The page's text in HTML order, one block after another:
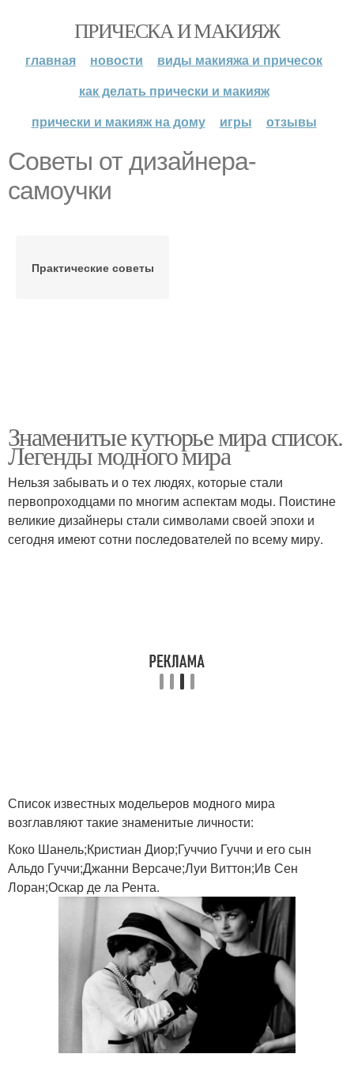
ПРИЧЕСКА И МАКИЯЖ
главная новости
виды макияжа и причесок
как делать прически и макияж
прически и макияж на дому
игры отзывы
Советы от дизайнера-
самоучки
Практические советы
Знаменитые кутюрье мира список.
Легенды модного мира
Нельзя забывать и о тех людях, которые стали
первопроходцами по многим аспектам моды. Поистине
великие дизайнеры стали символами своей эпохи и
сегодня имеют сотни последователей по всему миру.
Список известных модельеров модного мира
возглавляют такие знаменитые личности:
Коко Шанель;Кристиан Диор;Гуччио Гуччи и его сын
Альдо Гуччи;Джанни Версаче;Луи Виттон;Ив Сен
Лоран;Оскар де ла Рента.